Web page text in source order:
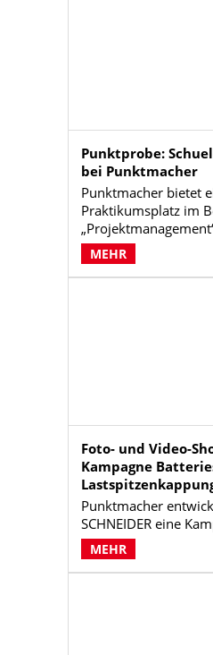
Punktprobe:
bei Punktmacher
Punktmacher bietet
Praktikumsplatz im
Schülerpraktikantin
Woche, um einen
Agenturalltag zu
MEHR
Foto- und Video-
Kampagne
Punktmacher
SCHNEIDER eine
Lastspitzenkappung
Foto-/Videoshooting,
Online-Maßnahmen,
MEHR